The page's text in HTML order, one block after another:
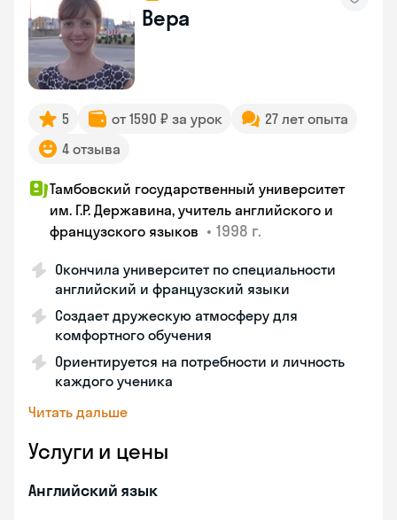
Вера
5 от 1590 ₽ за урок
27 лет опыта
4 отзыва
Тамбовский государственный университет
им. Г.Р. Державина, учитель английского и
французского языков • 1998 г.
Окончила университет по специальности
английский и французский языки
Создает дружескую атмосферу для
комфортного обучения
Ориентируется на потребности и личность
каждого ученика
Читать дальше
Услуги и цены
Английский язык